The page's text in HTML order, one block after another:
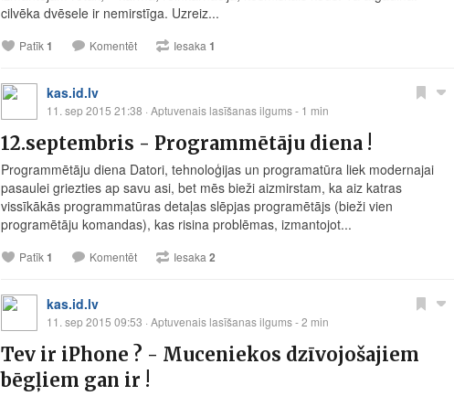
cilvēka dvēsele ir nemirstīga. Uzreiz...
Patīk1 Komentēt Iesaka 1
kas.id.lv
11. sep 2015 21:38 · Aptuvenais lasīšanas ilgums - 1 min
12.septembris - Programmētāju diena !
Programmētāju diena Datori, tehnoloģijas un programatūra liek modernajai
pasaulei griezties ap savu asi, bet mēs bieži aizmirstam, ka aiz katras
vissīkākās programmatūras detaļas slēpjas programētājs (bieži vien
programētāju komandas), kas risina problēmas, izmantojot...
Patīk1 Komentēt Iesaka 2
kas.id.lv
11. sep 2015 09:53 · Aptuvenais lasīšanas ilgums - 2 min
Tev ir iPhone ? - Muceniekos dzīvojošajiem
bēgļiem gan ir !